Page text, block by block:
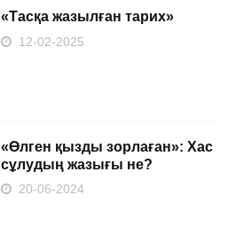
«Тасқа жазылған тарих»
12-02-2025
«Өлген қызды зорлаған»: Хас
сұлудың жазығы не?
20-06-2024